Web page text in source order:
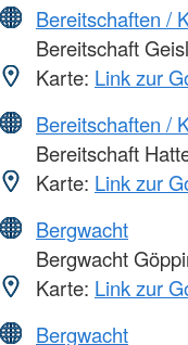
Bereitschaften /
Bereitschaft
Karte: Link zur
Bereitschaften /
Bereitschaft
Karte: Link zur
Bergwacht
Bergwacht
Karte: Link zur
Bergwacht